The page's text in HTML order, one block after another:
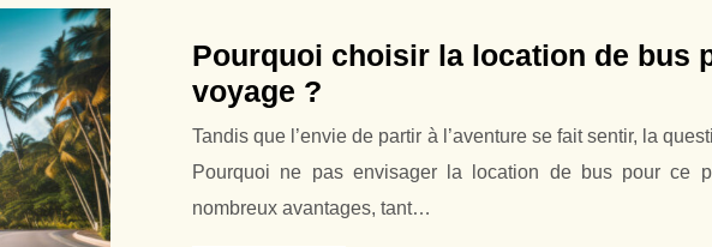
Pourquoi choisir la location de bus
voyage ?
Tandis que l’envie de partir à l’aventure se fait sentir, la
Pourquoi ne pas envisager la location de bus pour ce
nombreux avantages, tant…